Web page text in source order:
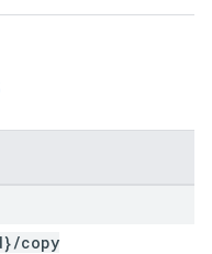
/copy